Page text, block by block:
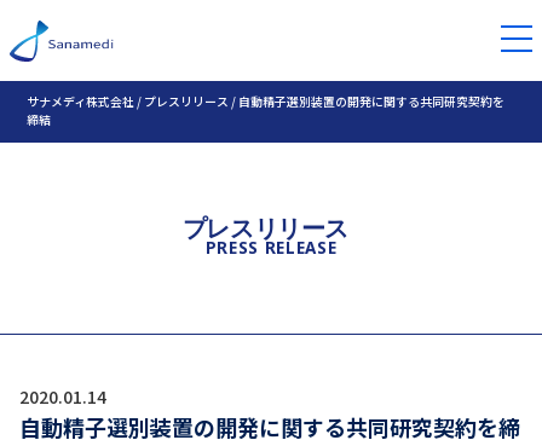
サナメディ株式会社 / プレスリリース / 自動精子選別装置の開発に関する共同研究契約を
締結
プレスリリース
PRESS RELEASE
2020.01.14
自動精子選別装置の開発に関する共同研究契約を締